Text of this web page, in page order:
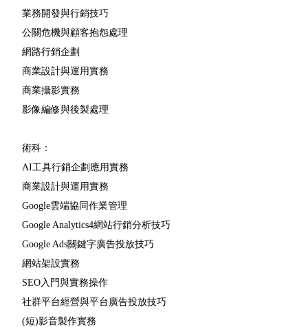
業務開發與行銷技巧
公關危機與顧客抱怨處理
網路行銷企劃
商業設計與運用實務
商業攝影實務
影像編修與後製處理
術科：
AI工具行銷企劃應用實務
商業設計與運用實務
Google雲端協同作業管理
Google Analytics4網站行銷分析技巧
Google Ads關鍵字廣告投放技巧
網站架設實務
SEO入門與實務操作
社群平台經營與平台廣告投放技巧
(短)影音製作實務